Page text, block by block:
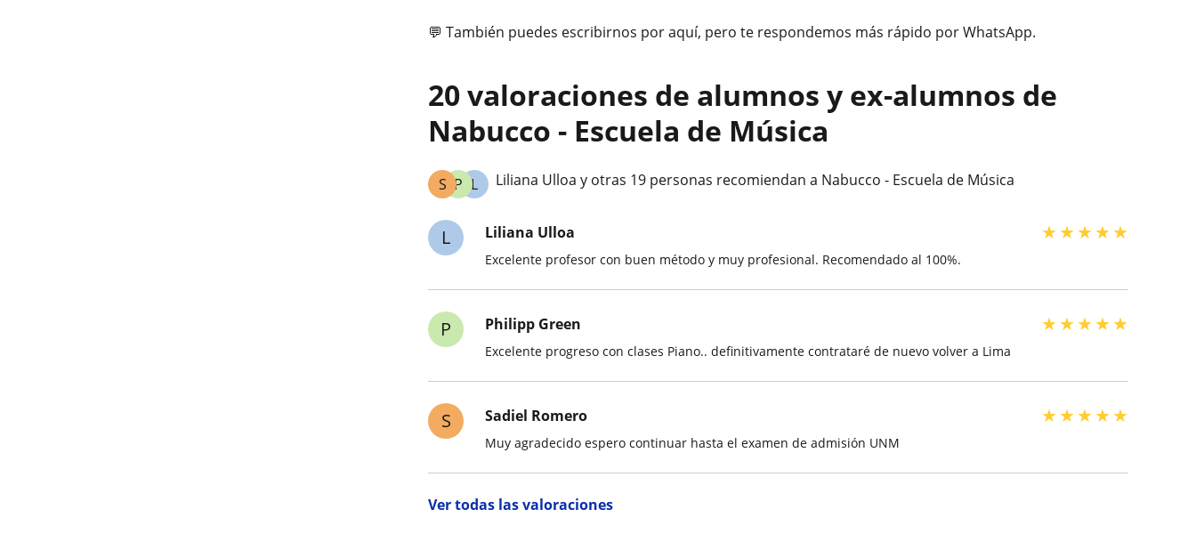
💬 También puedes escribirnos por aquí, pero te respondemos más rápido por WhatsApp.
20 valoraciones de alumnos y ex-alumnos de
Nabucco - Escuela de Música
L
P
S Liliana Ulloa y otras 19 personas recomiendan a Nabucco - Escuela de Música
L Liliana Ulloa ★★★★★
Excelente profesor con buen método y muy profesional. Recomendado al 100%.
P Philipp Green ★★★★★
Excelente progreso con clases Piano.. definitivamente contrataré de nuevo volver a Lima
S Sadiel Romero ★★★★★
Muy agradecido espero continuar hasta el examen de admisión UNM
Ver todas las valoraciones